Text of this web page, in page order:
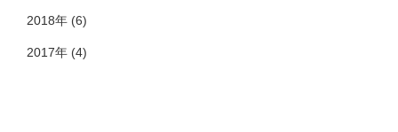
2018年 (6)
2017年 (4)